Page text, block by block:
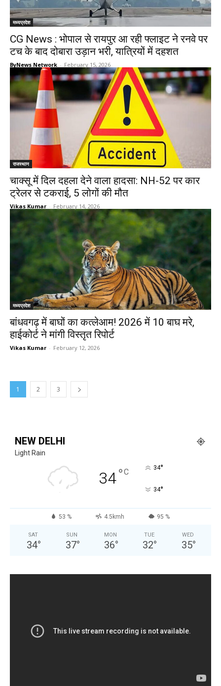
मध्यप्रदेश
CG News : भोपाल से रायपुर आ रही फ्लाइट ने रनवे पर
टच के बाद दोबारा उड़ान भरी, यात्रियों में दहशत
ByNews Network - February 15, 2026
राजस्थान
चाक्सू में दिल दहला देने वाला हादसा: NH-52 पर कार
ट्रेलर से टकराई, 5 लोगों की मौत
Vikas Kumar - February 14, 2026
मध्यप्रदेश
बांधवगढ़ में बाघों का कत्लेआम! 2026 में 10 बाघ मरे,
हाईकोर्ट ने मांगी विस्तृत रिपोर्ट
Vikas Kumar - February 12, 2026
1 2 3
NEW DELHI
Light Rain
34°C 34°
34°
53 % 4.5kmh 95 %
SAT
34°
SUN
37°
MON
36°
TUE
32°
WED
35°